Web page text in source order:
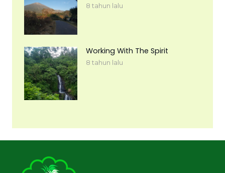
8 tahun lalu
Working With The Spirit
8 tahun lalu